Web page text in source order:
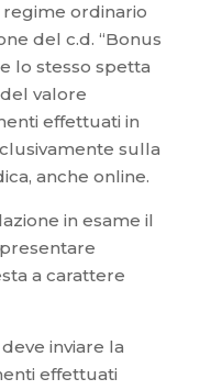
ordinario
del c.d. “Bonus
lo stesso spetta
valore
effettuati in
sulla
anche online.
in esame il
a carattere
inviare la
effettuati